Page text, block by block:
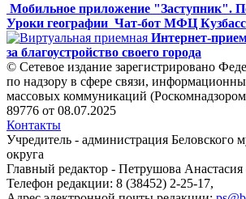
Мобильное приложение "Заступник".
Уроки географии Чат-бот МФЦ
Интернет-
за благоустройство своего города
© Сетевое издание зарегистрировано
по надзору в сфере связи,
массовых коммуникаций
89776 от 08.07.2025
Контакты
Учредитель - администрация Беловского
округа
Главный редактор - Петрушова
Телефон редакции: 8 (38452) 2-25-17,